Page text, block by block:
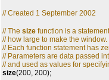
// Created 1 September 2002
// The size function is a
// how large to make the window.
// Each function statement has
// Parameters are data passed
// and used as values for
size(200, 200);